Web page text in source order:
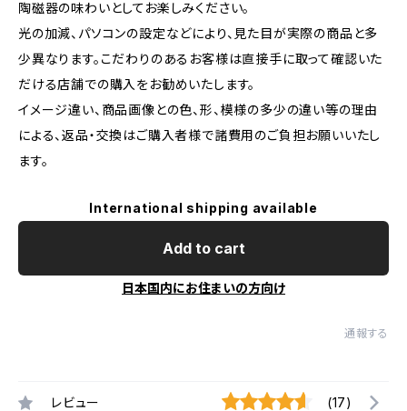
陶磁器の味わいとしてお楽しみください。
光の加減、パソコンの設定などにより、見た目が実際の商品と多
少異なります。こだわりのあるお客様は直接手に取って確認いた
だける店舗での購入をお勧めいたします。
イメージ違い、商品画像との色、形、模様の多少の違い等の理由
による、返品・交換はご購入者様で諸費用のご負担お願いいたし
ます。
International shipping available
Add to cart
日本国内にお住まいの方向け
通報する
レビュー (17)